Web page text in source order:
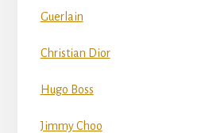
Guerlain
Christian Dior
Hugo Boss
Jimmy Choo